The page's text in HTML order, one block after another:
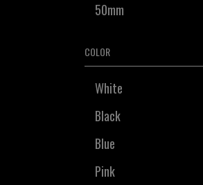
50mm
COLOR
White
Black
Blue
Pink